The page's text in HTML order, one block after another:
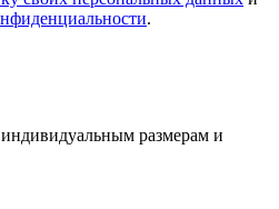
.
индивидуальным размерам и